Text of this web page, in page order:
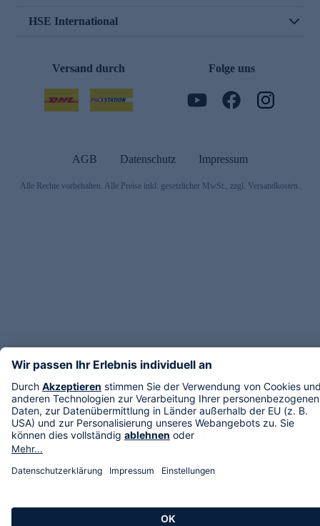
HSE International
Versand durch Folge uns
AGB Datenschutz Impressum
Alle Rechte vorbehalten. Alle Preise inkl. gesetzlicher MwSt., zzgl. Versandkosten.